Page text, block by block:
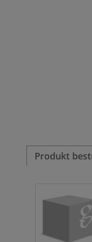
Produkt